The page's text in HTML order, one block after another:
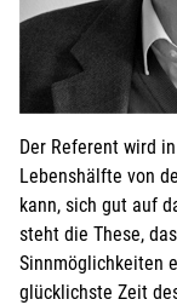
Der Referent wird
Lebenshälfte von
kann, sich gut auf
steht die These,
Sinnmöglichkeiten
glücklichste Zeit